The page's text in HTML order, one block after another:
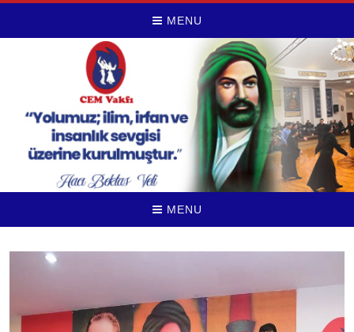
MENU
MENU